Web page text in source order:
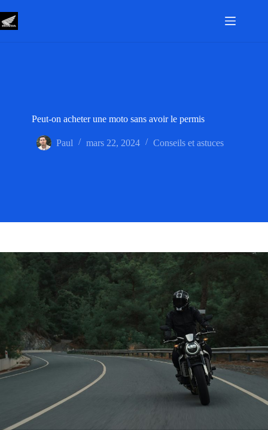
au
contenu
Peut-on acheter une moto sans avoir le permis
Paul mars 22, 2024 Conseils et astuces